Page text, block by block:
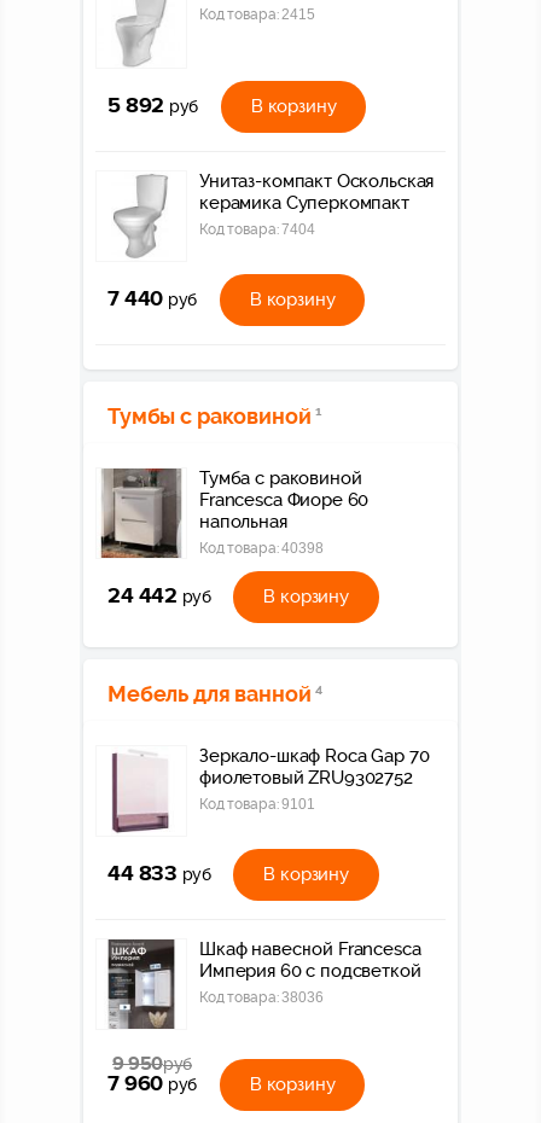
Код товара: 2415
5 892 руб В корзину
Унитаз-компакт Оскольская
керамика Суперкомпакт
Код товара:7404
7 440 руб В корзину
Тумбы с раковиной 1
Тумба с раковиной
Francesca Фиоре 60
напольная
Код товара:40398
24 442 руб В корзину
Мебель для ванной 4
Зеркало-шкаф Roca Gap 70
фиолетовый ZRU9302752
Код товара:9101
44 833 руб В корзину
Шкаф навесной Francesca
Империя 60 с подсветкой
Код товара:38036
9 950руб
7 960 руб В корзину